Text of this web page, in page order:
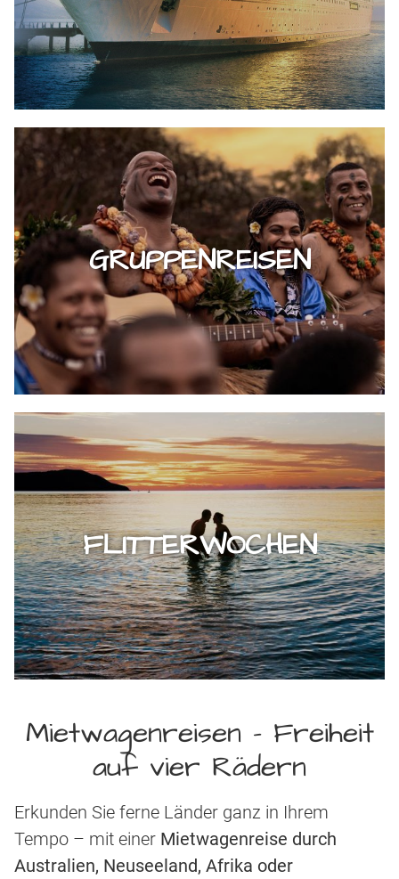
GRUPPENREISEN
FLITTERWOCHEN
Mietwagenreisen - Freiheit
auf vier Rädern
Erkunden Sie ferne Länder ganz in Ihrem
Tempo – mit einer Mietwagenreise durch
Australien, Neuseeland, Afrika oder